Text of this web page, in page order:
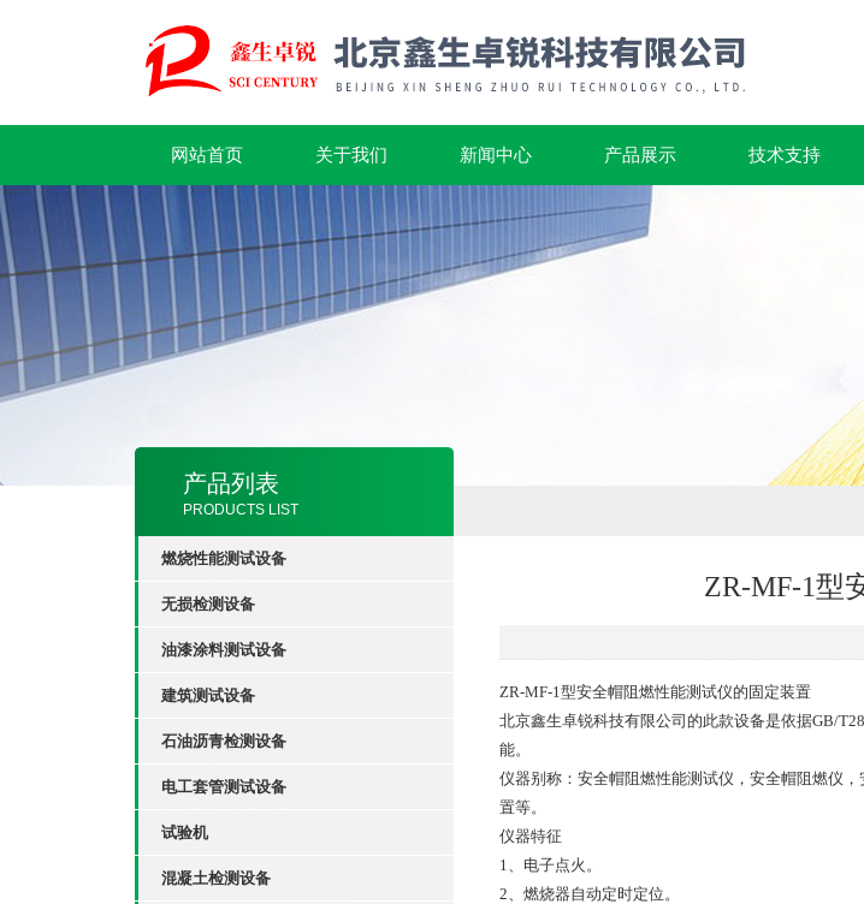
网站首页 关于我们 新闻中心 产品展示 技术支持
产品列表
PRODUCTS LIST
燃烧性能测试设备
无损检测设备
油漆涂料测试设备
建筑测试设备
石油沥青检测设备
电工套管测试设备
试验机
混凝土检测设备
ZR-MF-1型
ZR-MF-1型安全帽阻燃性能测试仪的固定装置
北京鑫生卓锐科技有限公司的此款设备是依据GB/
能。
仪器别称：安全帽阻燃性能测试仪，安全帽阻燃仪
置等。
仪器特征
1、电子点火。
2、燃烧器自动定时定位。